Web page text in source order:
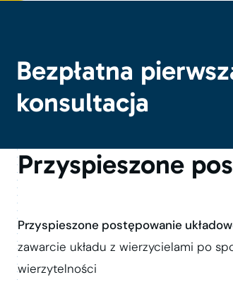
Bezpłatna
konsultacja
Przyspieszone
Przyspieszone postępowanie
zawarcie układu z wierzycielami po
wierzytelności